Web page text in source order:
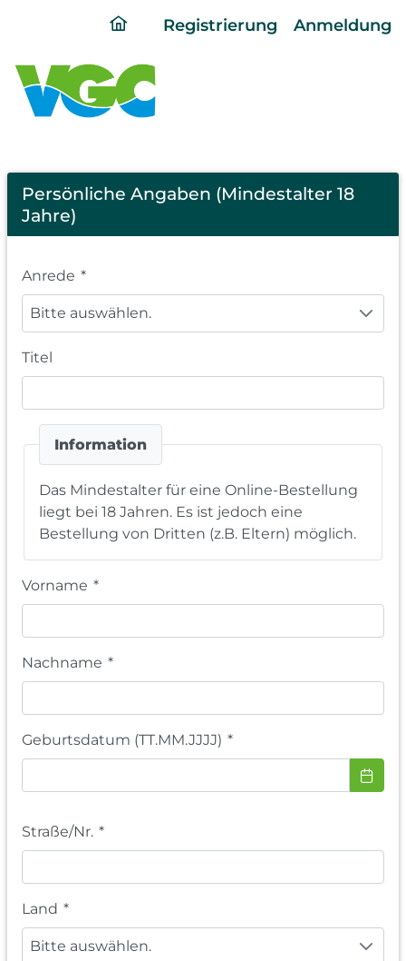
ding
page
Registrierung Anmeldung
Registration
Persönliche Angaben (Mindestalter 18
Jahre)
Anrede *
Bitte auswählen.
Titel
Information
Das Mindestalter für eine Online-Bestellung
liegt bei 18 Jahren. Es ist jedoch eine
Bestellung von Dritten (z.B. Eltern) möglich.
Vorname *
Nachname *
Geburtsdatum (TT.MM.JJJJ) *
Straße/Nr. *
Land *
Bitte auswählen.